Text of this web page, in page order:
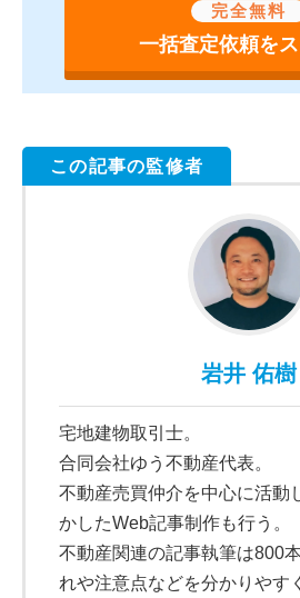
完全無料
一括査定依頼を
この記事の監修者
岩井 佑樹
宅地建物取引士。
合同会社ゆう不動産代表。
不動産売買仲介を中心に活動
かしたWeb記事制作も行う。
不動産関連の記事執筆は800
れや注意点などを分かりやす